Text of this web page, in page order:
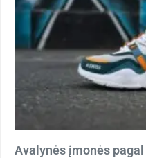
Avalynės įmonės